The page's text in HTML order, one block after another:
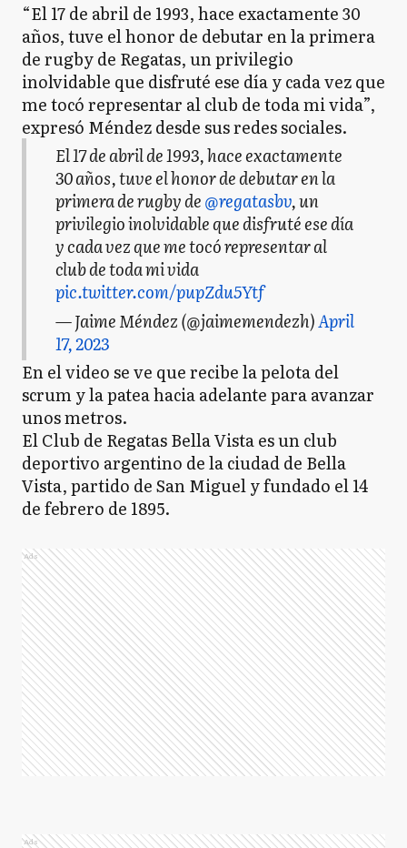
“El 17 de abril de 1993, hace exactamente 30
años, tuve el honor de debutar en la primera
de rugby de Regatas, un privilegio
inolvidable que disfruté ese día y cada vez que
me tocó representar al club de toda mi vida”,
expresó Méndez desde sus redes sociales.
El 17 de abril de 1993, hace exactamente
30 años, tuve el honor de debutar en la
primera de rugby de@regatasbv, un
privilegio inolvidable que disfruté ese día
y cada vez que me tocó representar al
club de toda mi vida
pic.twitter.com/pupZdu5Ytf
— Jaime Méndez (@jaimemendezh)April
17, 2023
En el video se ve que recibe la pelota del
scrum y la patea hacia adelante para avanzar
unos metros.
El Club de Regatas Bella Vista es un club
deportivo argentino de la ciudad de Bella
Vista, partido de San Miguel y fundado el 14
de febrero de 1895.
Ads
Ads